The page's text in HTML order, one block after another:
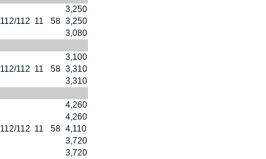
112/112 11 58
3,250
3,250
3,080
112/112 11 58
3,100
3,310
3,310
112/112 11 58
4,260
4,260
4,110
3,720
3,720